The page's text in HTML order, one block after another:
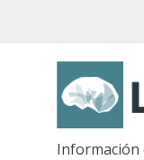
Información